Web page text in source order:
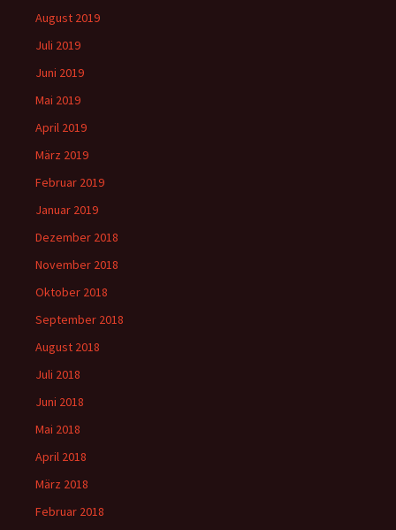
August 2019
Juli 2019
Juni 2019
Mai 2019
April 2019
März 2019
Februar 2019
Januar 2019
Dezember 2018
November 2018
Oktober 2018
September 2018
August 2018
Juli 2018
Juni 2018
Mai 2018
April 2018
März 2018
Februar 2018